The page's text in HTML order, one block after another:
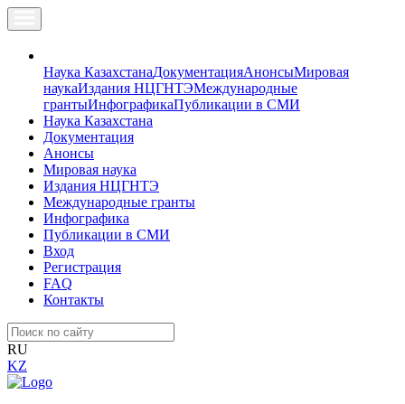
Наука КазахстанаДокументацияАнонсыМировая
наукаИздания НЦГНТЭМеждународные
грантыИнфографикаПубликации в СМИ
Наука Казахстана
Документация
Анонсы
Мировая наука
Издания НЦГНТЭ
Международные гранты
Инфографика
Публикации в СМИ
Вход
Регистрация
FAQ
Контакты
RU
KZ